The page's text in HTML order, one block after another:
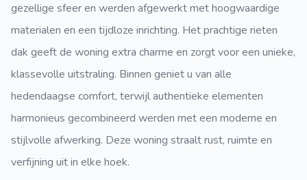
gezellige sfeer en werden afgewerkt met hoogwaardige
materialen en een tijdloze inrichting. Het prachtige rieten
dak geeft de woning extra charme en zorgt voor een unieke,
klassevolle uitstraling. Binnen geniet u van alle
hedendaagse comfort, terwijl authentieke elementen
harmonieus gecombineerd werden met een moderne en
stijlvolle afwerking. Deze woning straalt rust, ruimte en
verfijning uit in elke hoek.